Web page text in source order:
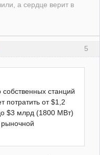
а сердце верит в
5
собственных станций
потратить от $1,2
$3 млрд (1800 МВт)
рыночной